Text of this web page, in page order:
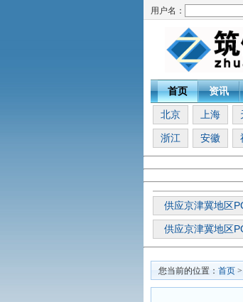
用户名：
首页 资讯
北京 上海
浙江 安徽
供应京津冀地区
供应京津冀地区
您当前的位置： 首页 >